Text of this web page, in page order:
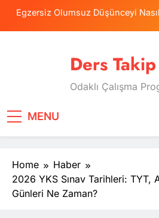
SkipEgzersiz Olumsuz Düşünceyi
Tercih Stresinde Veliler Çocuğa
Tekrarlama Zorlantısı: Neden
Egzersiz Olumsuz Düşünceyi Nasıl
Psikolojide Sistematik
Tercih Stresinde Veliler Çocuğa
Olur?
Ders
Odaklı Çalışma
MENU
Home
Haber
2026 YKS Sınav Tarihleri: TYT,
Günleri Ne Zaman?